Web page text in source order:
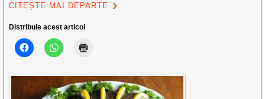
CITEȘTE MAI DEPARTE
Distribuie acest articol